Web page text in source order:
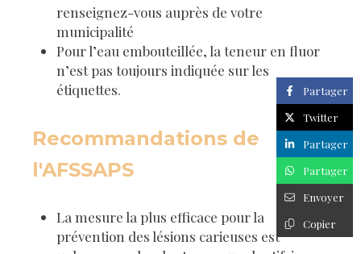
renseignez-vous auprès de votre
municipalité
Pour l’eau embouteillée, la teneur en fluor
n’est pas toujours indiquée sur les
étiquettes.
Recommandations de
l'AFSSAPS
La mesure la plus efficace pour la
prévention des lésions carieuses est
Partager
Twitter
Partager
Partager
Envoyer
Copier